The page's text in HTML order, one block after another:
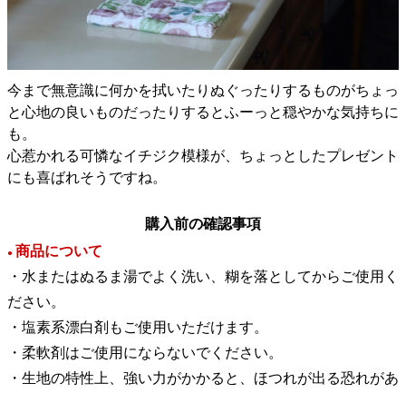
今まで無意識に何かを拭いたりぬぐったりするものがちょっ
と心地の良いものだったりするとふーっと穏やかな気持ちに
も。
心惹かれる可憐なイチジク模様が、ちょっとしたプレゼント
にも喜ばれそうですね。
購入前の確認事項
● 商品について
・水またはぬるま湯でよく洗い、糊を落としてからご使用く
ださい。
・塩素系漂白剤もご使用いただけます。
・柔軟剤はご使用にならないでください。
・生地の特性上、強い力がかかると、ほつれが出る恐れがあ